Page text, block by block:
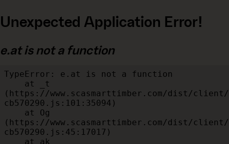
Unexpected Application Error!
e.at is not a function
TypeError: e.at is not a function
(https://www.scasmarttimber.com/dist/
cb570290.js:101:35094)
(https://www.scasmarttimber.com/dist/
cb570290.js:45:17017)